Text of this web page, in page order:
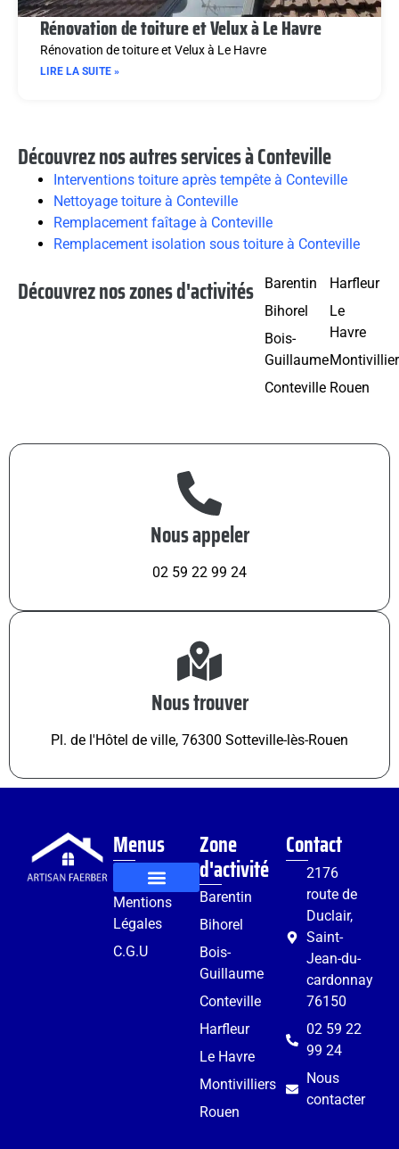
Rénovation de toiture et Velux à Le Havre
Rénovation de toiture et Velux à Le Havre
LIRE LA SUITE »
Découvrez nos autres services à Conteville
Interventions toiture après tempête à Conteville
Nettoyage toiture à Conteville
Remplacement faîtage à Conteville
Remplacement isolation sous toiture à Conteville
Découvrez nos zones d'activités
Barentin
Bihorel
Bois-
Guillaume
Conteville
Harfleur
Le
Havre
Rouen
Nous appeler
02 59 22 99 24
Nous trouver
Pl. de l'Hôtel de ville, 76300 Sotteville-lès-Rouen
Menus
Mentions
Légales
C.G.U
Zone
d'activité
Barentin
Bihorel
Bois-
Guillaume
Conteville
Harfleur
Le Havre
Montivilliers
Rouen
Contact
2176
route de
Duclair,
Saint-
Jean-du-
cardonnay
76150
02 59 22
99 24
Nous
contacter